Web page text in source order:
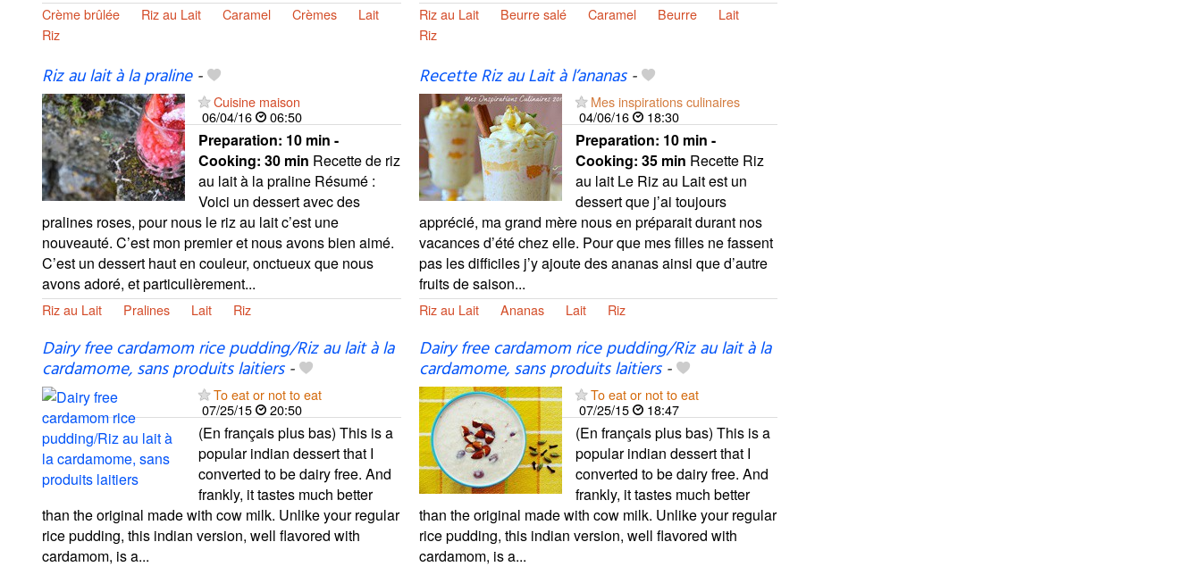
Crème brûlée Riz au Lait Caramel Crèmes
Lait
Riz
Riz au Lait Beurre salé Caramel Beurre
Lait
Riz
Riz au lait à la praline-
Cuisine maison
06/04/16
06:50
Preparation: 10 min -
Cooking: 30 min Recette de riz
au lait à la praline Résumé :
Voici un dessert avec des
pralines roses, pour nous le riz au lait c’est une
nouveauté. C’est mon premier et nous avons bien aimé.
C’est un dessert haut en couleur, onctueux que nous
avons adoré, et particulièrement...
Riz au Lait Pralines Lait Riz
Recette Riz au Lait à l’ananas-
Mes inspirations culinaires
04/06/16
18:30
Preparation: 10 min -
Cooking: 35 min Recette Riz
au lait Le Riz au Lait est un
dessert que j’ai toujours
apprécié, ma grand mère nous en préparait durant nos
vacances d’été chez elle. Pour que mes filles ne fassent
pas les difficiles j’y ajoute des ananas ainsi que d’autre
fruits de saison...
Riz au Lait Ananas Lait Riz
Dairy free cardamom rice pudding/Riz au lait à la
cardamome, sans produits laitiers-
To eat or not to eat
07/25/15
20:50
(En français plus bas) This is a
popular indian dessert that I
converted to be dairy free. And
frankly, it tastes much better
than the original made with cow milk. Unlike your regular
rice pudding, this indian version, well flavored with
cardamom, is a...
Dairy free cardamom rice pudding/Riz au lait à la
cardamome, sans produits laitiers-
To eat or not to eat
07/25/15
18:47
(En français plus bas) This is a
popular indian dessert that I
converted to be dairy free. And
frankly, it tastes much better
than the original made with cow milk. Unlike your regular
rice pudding, this indian version, well flavored with
cardamom, is a...